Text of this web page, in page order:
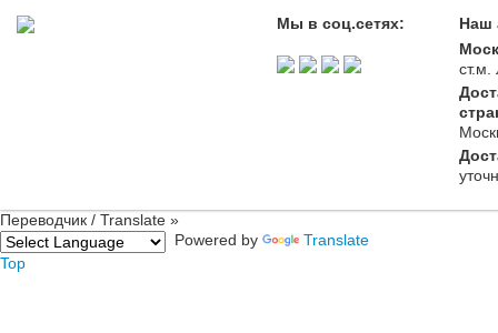
Мы в соц.сетях:
Наш
ст.м.
Переводчик / Translate »
Powered by
Translate
Top